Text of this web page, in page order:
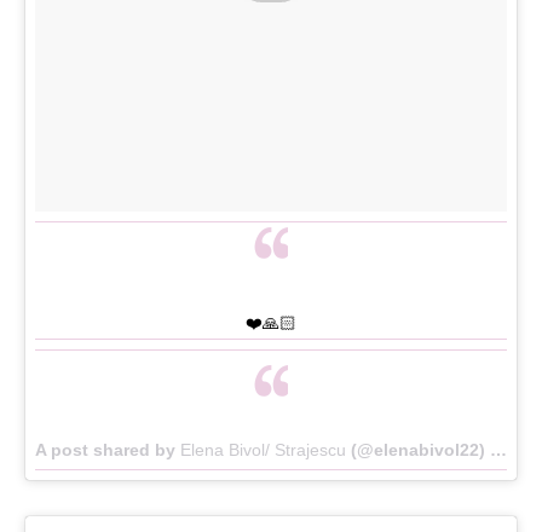
❤️🙏🏻
A post shared by Elena Bivol/ Strajescu (@elenabivol22) on